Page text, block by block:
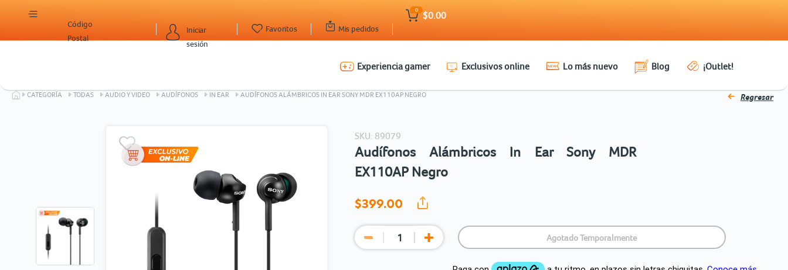
Iniciar
sesión
Código
Postal
Mis pedidos
Favoritos
0
$0.00
Experiencia gamer Exclusivos online Lo más nuevo Blog ¡Outlet!
CATEGORÍA TODAS AUDIO Y VIDEO AUDÍFONOS IN EAR AUDÍFONOS ALÁMBRICOS IN EAR SONY MDR EX110AP NEGRO Regresar
SKU: 89079
Audífonos Alámbricos In Ear Sony MDR
EX110AP Negro
$399.00
Agotado Temporalmente
Ingresar Codigo Postal